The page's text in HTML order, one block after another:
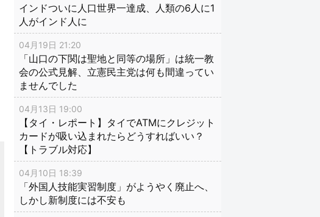
インドついに人口世界一達成、人類の6人に1
人がインド人に
04月19日 21:20
「山口の下関は聖地と同等の場所」は統一教
会の公式見解、立憲民主党は何も間違ってい
ませんでした
04月13日 19:00
【タイ・レポート】タイでATMにクレジット
カードが吸い込まれたらどうすればいい？
【トラブル対応】
04月10日 18:39
「外国人技能実習制度」がようやく廃止へ、
しかし新制度には不安も